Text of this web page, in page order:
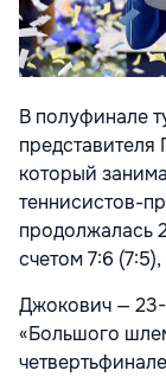
В полуфинале
который
теннисистов-
продолжалась
счетом 7:6 (7:5),
Джокович —
«Большого